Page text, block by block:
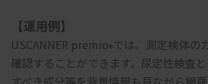
【運用例】
USCANNER premio®では、測定検体の
確認することができます。尿定性検査